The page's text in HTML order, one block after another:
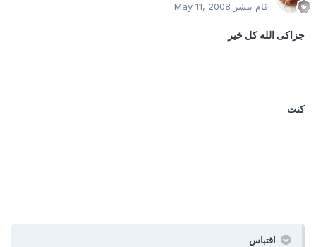
قام بنشر May 11, 2008
جزاكى الله كل خير
كنت
اقتباس